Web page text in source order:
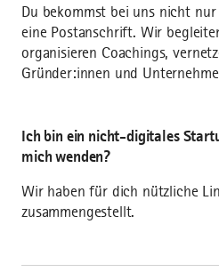
Du bekommst bei uns nicht
eine Postanschrift. Wir
organisieren Coachings,
Gründer:innen und
Ich bin ein nicht-digitales
mich wenden?
Wir haben für dich nützliche
zusammengestellt.